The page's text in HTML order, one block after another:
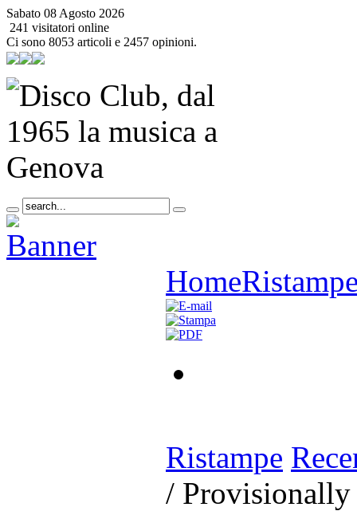
Sabato 08 Agosto 2026
241 visitatori online
Ci sono 8053 articoli e 2457 opinioni.
Home
Ristampe
/